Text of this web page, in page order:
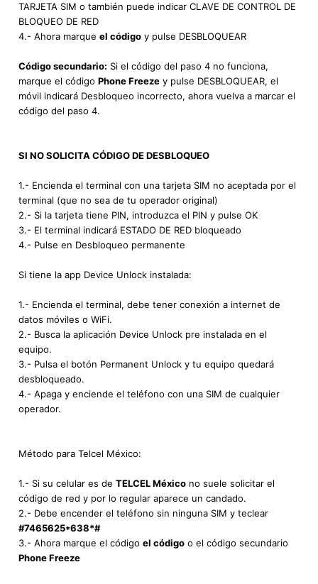
TARJETA SIM o también puede indicar CLAVE DE CONTROL DE
BLOQUEO DE RED
4.- Ahora marque el código y pulse DESBLOQUEAR
Código secundario: Si el código del paso 4 no funciona,
marque el código Phone Freeze y pulse DESBLOQUEAR, el
móvil indicará Desbloqueo incorrecto, ahora vuelva a marcar el
código del paso 4.
SI NO SOLICITA CÓDIGO DE DESBLOQUEO
1.- Encienda el terminal con una tarjeta SIM no aceptada por el
terminal (que no sea de tu operador original)
2.- Si la tarjeta tiene PIN, introduzca el PIN y pulse OK
3.- El terminal indicará ESTADO DE RED bloqueado
4.- Pulse en Desbloqueo permanente
Si tiene la app Device Unlock instalada:
1.- Encienda el terminal, debe tener conexión a internet de
datos móviles o WiFi.
2.- Busca la aplicación Device Unlock pre instalada en el
equipo.
3.- Pulsa el botón Permanent Unlock y tu equipo quedará
desbloqueado.
4.- Apaga y enciende el teléfono con una SIM de cualquier
operador.
Método para Telcel México:
1.- Si su celular es de TELCEL México no suele solicitar el
código de red y por lo regular aparece un candado.
2.- Debe encender el teléfono sin ninguna SIM y teclear
#7465625*638*#
3.- Ahora marque el código el código o el código secundario
Phone Freeze